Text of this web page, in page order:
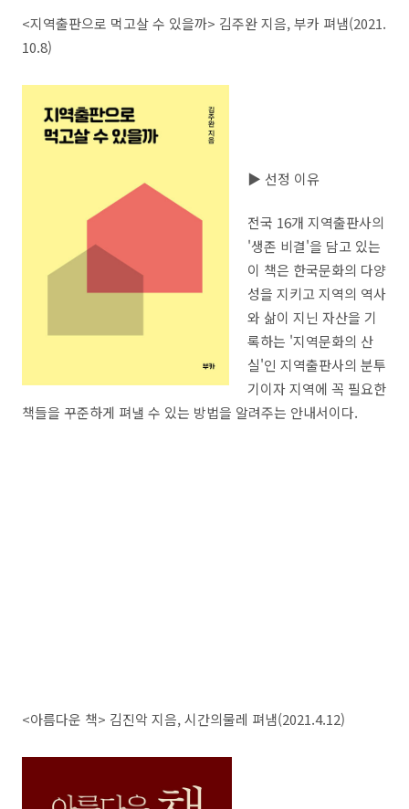
<지역출판으로 먹고살 수 있을까> 김주완 지음, 부카 펴냄(2021.
10.8)
▶ 선정 이유
전국 16개 지역출판사의
'생존 비결'을 담고 있는
이 책은 한국문화의 다양
성을 지키고 지역의 역사
와 삶이 지닌 자산을 기
록하는 '지역문화의 산
실'인 지역출판사의 분투
기이자 지역에 꼭 필요한
책들을 꾸준하게 펴낼 수 있는 방법을 알려주는 안내서이다.
<아름다운 책> 김진악 지음, 시간의물레 펴냄(2021.4.12)